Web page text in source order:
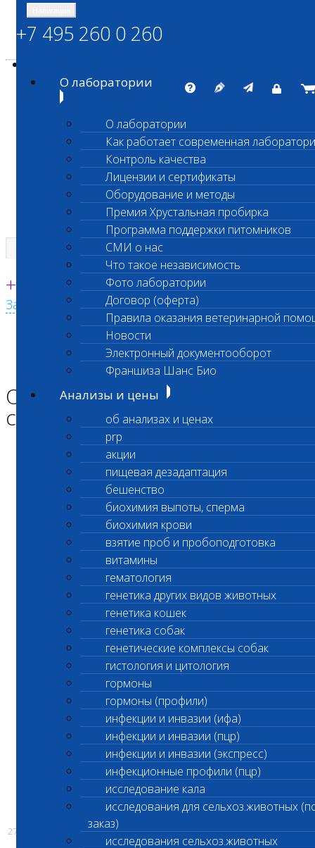
ШАНС БИО
Независимая ветеринарная лаборатория
Единая круглосуточная справочная
+7 495 260 0 260
Заказать звонок с сайта
+7 495 260 0 260
О лаборатории
О лаборатории
Как работает современная
Контроль качества
Лицензии и сертификаты
Оборудование и методы
Премия Хрустальная пробирка
Программа поддержки питомников
СМИ о нас
Что такое независимость
Фото лаборатории
Договор (оферта)
Правила оказания ветеринарной
Новости
Электронный документооборот
Франшиза Шанс Био
Анализы и цены
об анализах и ценах
prp
акции
пищевая дезадаптация
бешенство
биохимия выпоты, сперма
биохимия крови
взятие проб и пробоподготовка
витамины
гематология
генетика других видов животных
генетика кошек
генетика собак
генетические комплексы собак
гистология и цитология
гормоны
гормоны (профили)
инфекции и инвазии (ифа)
инфекции и инвазии (пцр)
инфекции и инвазии (экспресс)
инфекционные профили (пцр)
исследование кала
исследования для сельхоз.животных
заказ)
исследования сельхоз.животных
Главная страница
Ограничение выполнения
срочных биохимических исследований
Ограничение выполнения
срочных биохимических
Уважаемые клиенты лаборатории!
28 января
в интервале с 10:00 до 16:00 часов
в лабораторном офисе Владыкино
по адресу ул. Гостиничная улица 10 корп 5
не выполняются
срочные биохимические исследования
в связи с техническим обслуживанием
оборудования
С уважением,
Администрация ООО «Шанс Био»
27.01.2026